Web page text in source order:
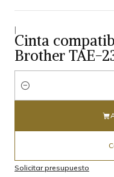
|
Cinta
Brother TAE-
Cantidad
Solicitar presupuesto